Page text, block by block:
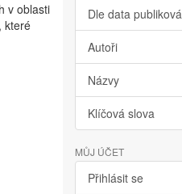
v oblasti
které
Dle data
Autoři
Názvy
Klíčová slova
MŮJ ÚČET
Přihlásit se